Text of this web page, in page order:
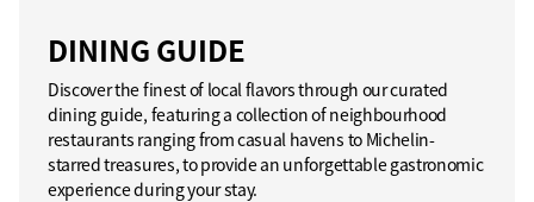
DINING GUIDE
Discover the finest of local flavors through our curated
dining guide, featuring a collection of neighbourhood
restaurants ranging from casual havens to Michelin-
starred treasures, to provide an unforgettable gastronomic
experience during your stay.